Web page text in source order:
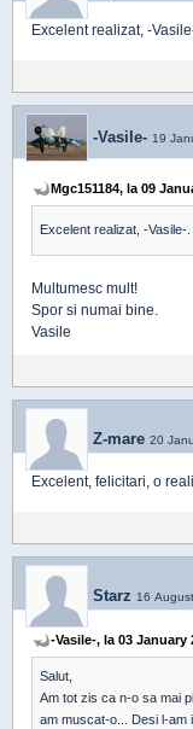
Excelent realizat, -
-Vasile- 19
Mgc151184, la 09
Excelent realizat, -Vasile-
Multumesc mult!
Spor si numai bine.
Vasile
Z-mare 20
Excelent, felicitari, o
Starz 16
-Vasile-, la 03 January
Salut,
Am tot zis ca n-o sa mai
am muscat-o... Desi l-am